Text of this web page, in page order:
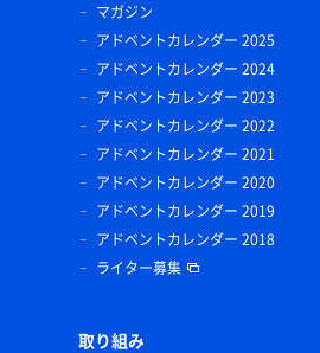
マガジン
アドベントカレンダー 2025
アドベントカレンダー 2024
アドベントカレンダー 2023
アドベントカレンダー 2022
アドベントカレンダー 2021
アドベントカレンダー 2020
アドベントカレンダー 2019
アドベントカレンダー 2018
ライター募集
取り組み